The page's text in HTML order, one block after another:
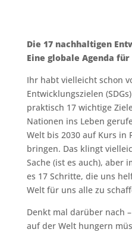
Die 17 nachhaltigen
Eine globale Agenda
Ihr habt vielleicht schon
Entwicklungszielen
praktisch 17 wichtige
Nationen ins Leben
Welt bis 2030 auf Kurs in
bringen. Das klingt
Sache (ist es auch), aber
es 17 Schritte, die uns
Welt für uns alle zu
Denkt mal darüber nach
auf der Welt hungern